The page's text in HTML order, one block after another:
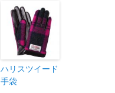
ハリスツイード
手袋